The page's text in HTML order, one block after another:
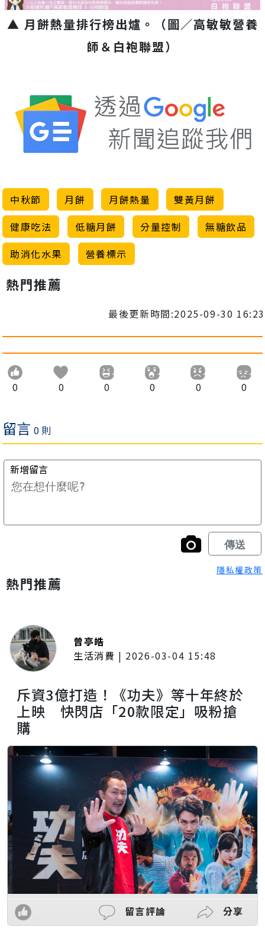
▲ 月餅熱量排行榜出爐。（圖／高敏敏營養
師＆白袍聯盟）
中秋節 月餅 月餅熱量
雙黃月餅
健康吃法
低糖月餅 分量控制
無糖飲品
助消化水果
營養標示
熱門推薦
最後更新時間:2025-09-30 16:23
0 0 0 0 0 0
隱私權政策
熱門推薦
曾亭皓
生活消費 | 2026-03-04 15:48
斥資3億打造！《功夫》等十年終於
上映 快閃店「20款限定」吸粉搶
購
留言評論 分享